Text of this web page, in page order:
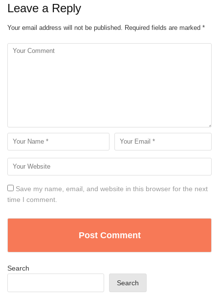
Leave a Reply
Your email address will not be published. Required fields are marked *
Save my name, email, and website in this browser for the next
time I comment.
Search
Search